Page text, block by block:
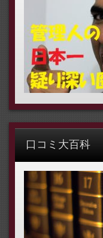
口コミ大百科